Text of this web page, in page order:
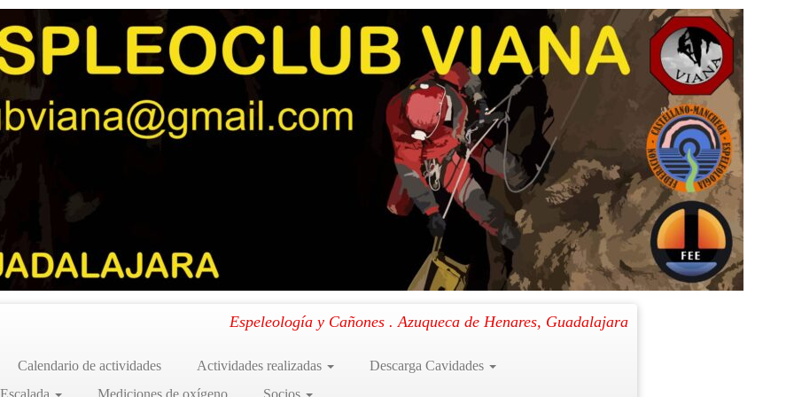
Espeleología y Cañones . Azuqueca de Henares, Guadalajara
Calendario de actividades Actividades realizadas
Descarga Cavidades
Mediciones de oxígeno Socios
Siguiente →